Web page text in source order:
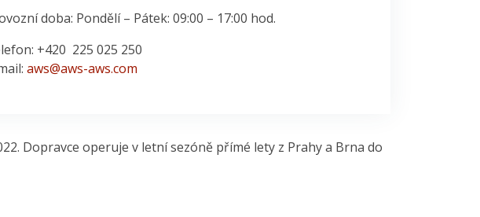
doba: Pondělí – Pátek: 09:00 – 17:00 hod.
+420 225 025 250
aws@aws-aws.com
Dopravce operuje v letní sezóně přímé lety z Prahy a Brna do